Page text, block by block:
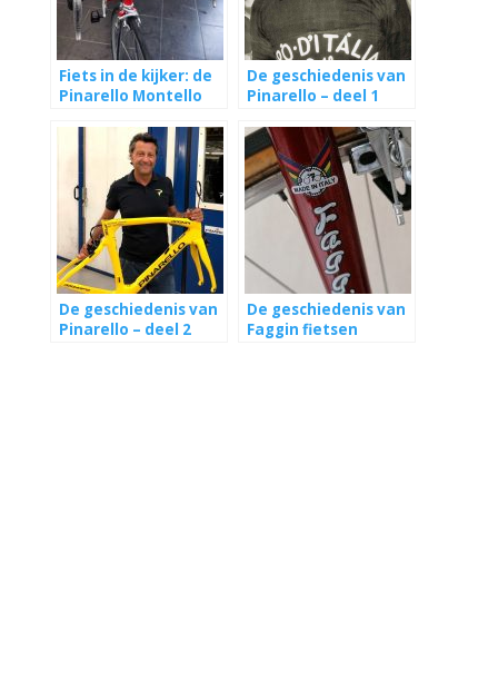
Fiets in de kijker: de
Pinarello Montello
De geschiedenis van
Pinarello – deel 1
De geschiedenis van
Pinarello – deel 2
De geschiedenis van
Faggin fietsen